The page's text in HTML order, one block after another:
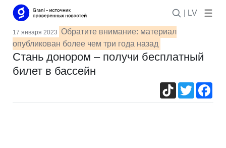
| LV
17 января 2023 Обратите внимание: материал
опубликован более чем три года назад
Стань донором – получи бесплатный
билет в бассейн
TikTokTwitter